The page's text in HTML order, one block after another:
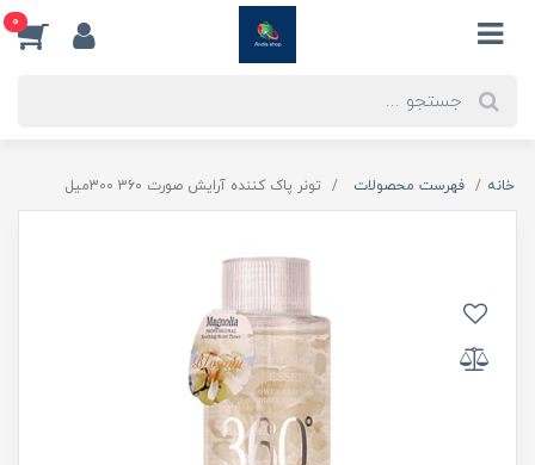
0
خانه فهرست محصولات تونر پاک کننده آرایش صورت 360 300میل